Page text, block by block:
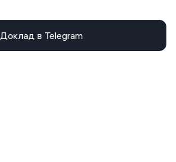
Доклад в Telegram